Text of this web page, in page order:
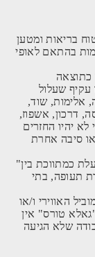
בריאות ומטען
בהתאם לאופי
כתוצאה
עקיף שעלול
אלימות, שוד,
דרכון, אשפוז,
לא יהיו החזרים
סיבה אחרת
"גאלא טורס" מודיעה בזאת מפורשות כי היא פועלת כמתווכת בין
תעופה, בתי
האווירי ו/או
טורס" אין
שלא הגיעה